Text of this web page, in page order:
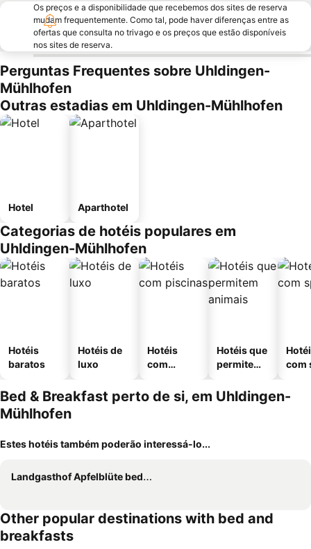
Os preços e a disponibilidade que recebemos dos sites de reserva
mudam frequentemente. Como tal, pode haver diferenças entre as
ofertas que consulta no trivago e os preços que estão disponíveis
nos sites de reserva.
Perguntas Frequentes sobre Uhldingen-
Mühlhofen
Outras estadias em Uhldingen-Mühlhofen
Hotel Aparthotel
Categorias de hotéis populares em
Uhldingen-Mühlhofen
Hotéis
baratos
Hotéis de
luxo
Hotéis
com
Hotéis que
permitem
com
Bed & Breakfast perto de si, em Uhldingen-
Mühlhofen
Estes hotéis também poderão interessá-lo...
Landgasthof Apfelblüte bed & breakfast
Other popular destinations with bed and
breakfasts